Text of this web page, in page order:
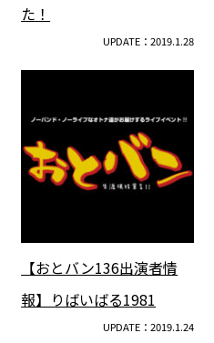
た！
UPDATE：2019.1.28
【おとバン136出演者情
報】りばいばる1981
UPDATE：2019.1.24